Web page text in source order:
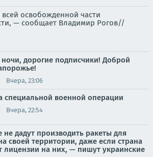
освобожденной части
— сообщает Владимир Рогов//
дорогие подписчики! Доброй
Вчера, 23:06
специальной военной операции
Вчера, 22:54
не дадут производить ракеты для
своей территории, даже если страна
лицензии на них, — пишут украинские